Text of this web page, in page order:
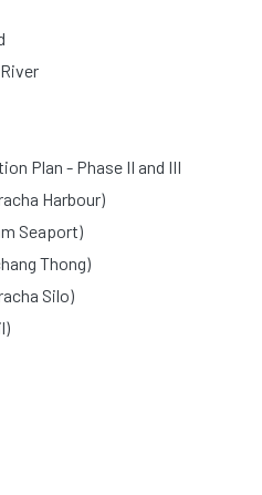
Plan - Phase II and III
Harbour)
Seaport)
Thong)
Silo)